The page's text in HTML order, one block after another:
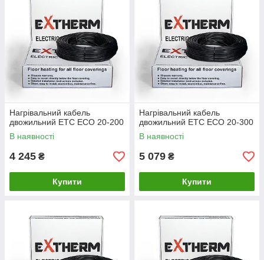
Нагрівальний кабель
двожильний ETС ECO 20-200
В наявності
4 245 ₴
Купити
Нагрівальний кабель
двожильний ETС ECO 20-300
В наявності
5 079 ₴
Купити